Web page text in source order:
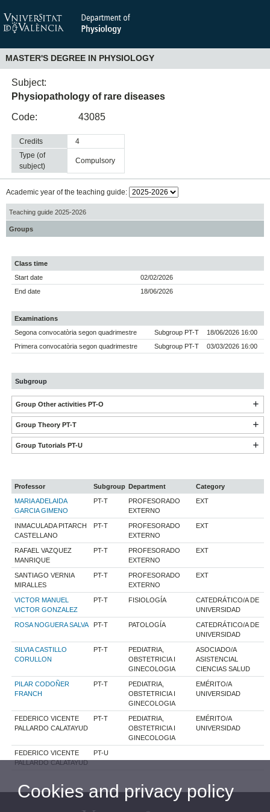
MASTER'S DEGREE IN PHYSIOLOGY
Subject:
Physiopathology of rare diseases
Code:
43085
Credits
4
Type (of
subject)
compulsory
Academic year of the teaching guide:
Teaching guide 2025-2026
Groups
Class time
Start date
02/02/2026
End date
18/06/2026
Examinations
Segona convocatòria segon quadrimestre
Subgroup PT-T
18/06/2026 16:00
Primera convocatòria segon quadrimestre
Subgroup PT-T 03/03/2026 16:00
Subgroup
Group Other activities PT-O
Group Theory PT-T
Group Tutorials PT-U
Professor Subgroup Department
Category
MARIA ADELAIDA
GARCIA GIMENO
PT-T
PROFESORADO
EXTERNO
EXT
INMACULADA PITARCH
CASTELLANO
PT-T
PROFESORADO
EXTERNO
EXT
RAFAEL VAZQUEZ
MANRIQUE
PT-T
PROFESORADO
EXTERNO
EXT
SANTIAGO VERNIA
MIRALLES
PT-T
PROFESORADO
EXTERNO
EXT
VICTOR MANUEL
VICTOR GONZALEZ
PT-T FISIOLOGÍA
CATEDRÁTICO/A DE
UNIVERSIDAD
ROSA NOGUERA SALVA PT-T PATOLOGÍA
CATEDRÁTICO/A DE
UNIVERSIDAD
SILVIA CASTILLO
CORULLON
PT-T
PEDIATRIA,
OBSTETRICIA I
GINECOLOGIA
ASOCIADO/A
ASISTENCIAL
CIENCIAS SALUD
PILAR CODOÑER
FRANCH
PT-T
PEDIATRIA,
OBSTETRICIA I
GINECOLOGIA
EMÉRITO/A
UNIVERSIDAD
FEDERICO VICENTE
PALLARDO CALATAYUD
PT-T
PEDIATRIA,
OBSTETRICIA I
GINECOLOGIA
EMÉRITO/A
UNIVERSIDAD
FEDERICO VICENTE
PALLARDO CALATAYUD
PT-U
Cookies and privacy policy